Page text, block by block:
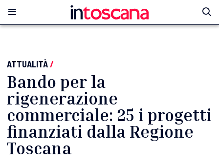
ATTUALITÀ/
Bando per la
rigenerazione
commerciale: 25 i progetti
finanziati dalla Regione
Toscana